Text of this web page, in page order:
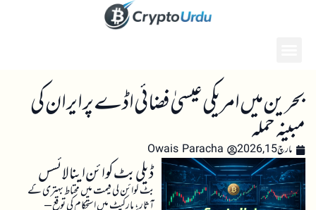
بحرین میں امریکی عیسیٰ فضائی اڈے پر ایران کی
مبینہ حملہ
مارچ 15, 2026 Owais Paracha
ڈیلی بٹ کوائن اینالائسس
بٹ کوائن کی قیمت میں محتاط بہتری کے